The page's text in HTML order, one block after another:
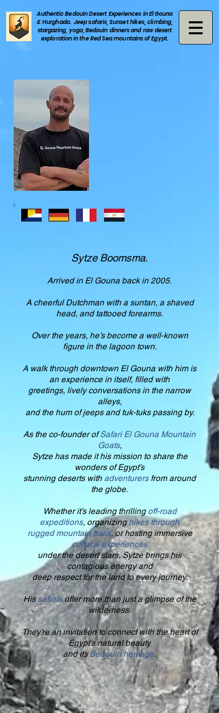
Authentic Bedouin Desert Experiences in El Gouna
& Hurghada. Jeep safaris, Sunset hikes, climbing,
stargazing, yoga, Bedouin dinners and raw desert
exploration in the Red Sea mountains of Egypt.
Sytze Boomsma.
Arrived in El Gouna back in 2005.
A cheerful Dutchman with a suntan, a shaved
head, and tattooed forearms.
Over the years, he’s become a well-known
figure in the lagoon town.
A walk through downtown El Gouna with him is
an experience in itself, filled with
greetings, lively conversations in the narrow
alleys,
and the hum of jeeps and tuk-tuks passing by.
As the co-founder ofSafari El Gouna Mountain
Goats,
Sytze has made it his mission to share the
wonders of Egypt’s
stunning deserts with adventurersfrom around
the globe.
Whether it’s leading thrilling off-road
expeditions, organizinghikes through
rugged mountain trails, or hosting immersive
cultural experiences
under the desert stars, Sytze brings his
contagious energy and
deep respect for the land to every journey.
Hissafarisoffer more than just a glimpse of the
wilderness.
They’re an invitation to connect with the heart of
Egypt’s natural beauty
and itsBedouin heritage.